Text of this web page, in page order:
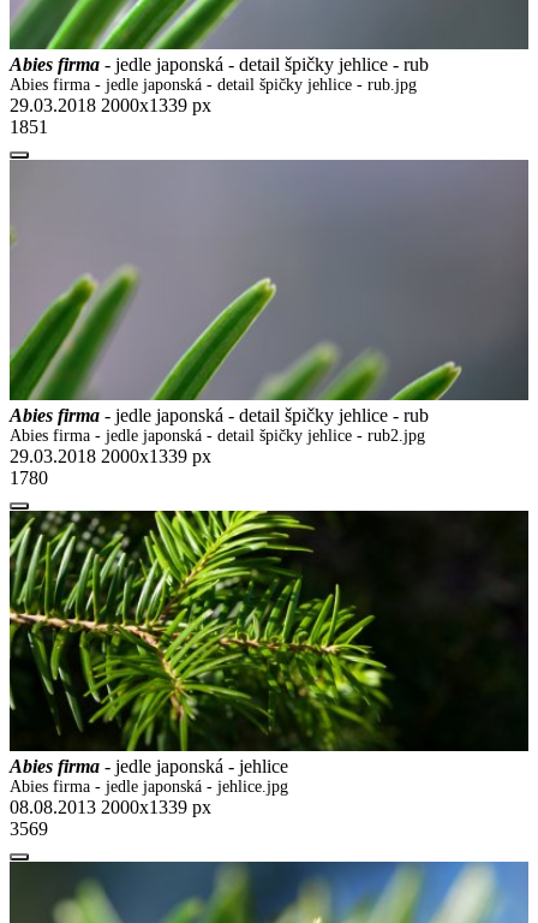
Abies firma - jedle japonská - detail špičky jehlice - rub
Abies firma - jedle japonská - detail špičky jehlice - rub.jpg
29.03.2018 2000x1339 px
1851
Abies firma - jedle japonská - detail špičky jehlice - rub
Abies firma - jedle japonská - detail špičky jehlice - rub2.jpg
29.03.2018 2000x1339 px
1780
Abies firma - jedle japonská - jehlice
Abies firma - jedle japonská - jehlice.jpg
08.08.2013 2000x1339 px
3569